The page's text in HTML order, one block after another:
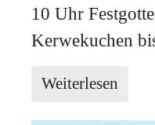
10 Uhr
Kerwekuchen
Weiterlesen